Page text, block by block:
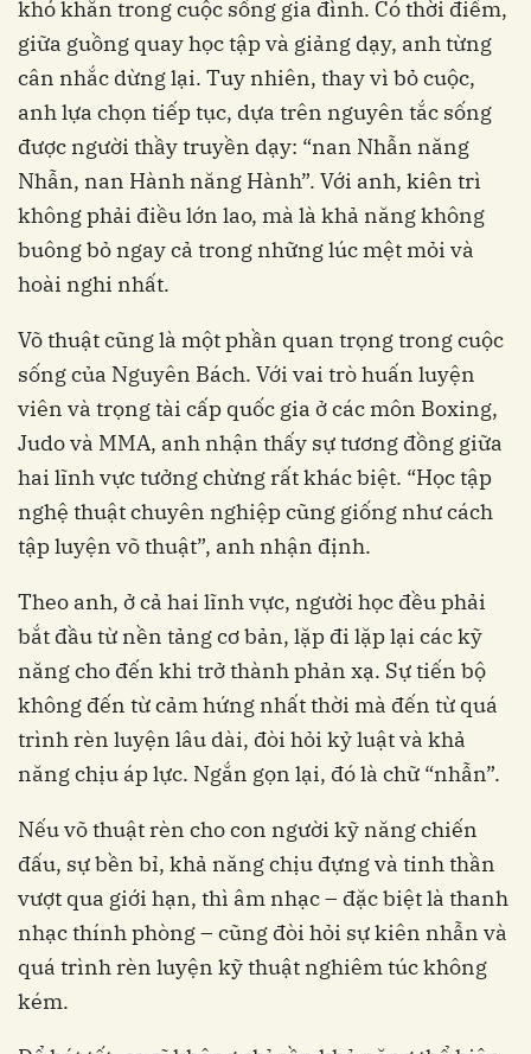
khó khăn trong cuộc sống gia đình. Có thời điểm,
giữa guồng quay học tập và giảng dạy, anh từng
cân nhắc dừng lại. Tuy nhiên, thay vì bỏ cuộc,
anh lựa chọn tiếp tục, dựa trên nguyên tắc sống
được người thầy truyền dạy: “nan Nhẫn năng
Nhẫn, nan Hành năng Hành”. Với anh, kiên trì
không phải điều lớn lao, mà là khả năng không
buông bỏ ngay cả trong những lúc mệt mỏi và
hoài nghi nhất.
Võ thuật cũng là một phần quan trọng trong cuộc
sống của Nguyên Bách. Với vai trò huấn luyện
viên và trọng tài cấp quốc gia ở các môn Boxing,
Judo và MMA, anh nhận thấy sự tương đồng giữa
hai lĩnh vực tưởng chừng rất khác biệt. “Học tập
nghệ thuật chuyên nghiệp cũng giống như cách
tập luyện võ thuật”, anh nhận định.
Theo anh, ở cả hai lĩnh vực, người học đều phải
bắt đầu từ nền tảng cơ bản, lặp đi lặp lại các kỹ
năng cho đến khi trở thành phản xạ. Sự tiến bộ
không đến từ cảm hứng nhất thời mà đến từ quá
trình rèn luyện lâu dài, đòi hỏi kỷ luật và khả
năng chịu áp lực. Ngắn gọn lại, đó là chữ “nhẫn”.
Nếu võ thuật rèn cho con người kỹ năng chiến
đấu, sự bền bỉ, khả năng chịu đựng và tinh thần
vượt qua giới hạn, thì âm nhạc – đặc biệt là thanh
nhạc thính phòng – cũng đòi hỏi sự kiên nhẫn và
quá trình rèn luyện kỹ thuật nghiêm túc không
kém.